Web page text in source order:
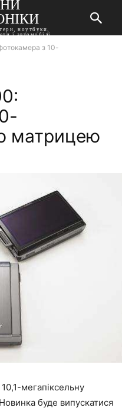
ноутбуки,
і автомобілі
з 10-
матрицею
мегапіксельну
буде випускатися